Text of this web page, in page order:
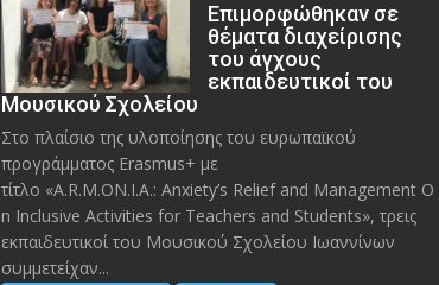
Eπιμορφώθηκαν σε
θέματα διαχείρισης
του άγχους
εκπαιδευτικοί του
Μουσικού Σχολείου
Στο πλαίσιο της υλοποίησης του ευρωπαϊκού
προγράμματος Erasmus+ με
τίτλο «A.R.M.ON.I.A.: Anxiety’s Relief and Management O
n Inclusive Activities for Teachers and Students», τρεις
εκπαιδευτικοί του Μουσικού Σχολείου Ιωαννίνων
συμμετείχαν...